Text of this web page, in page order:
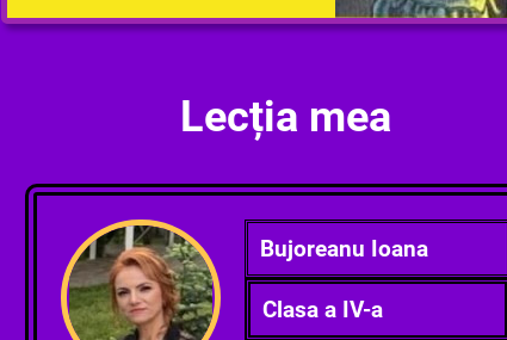
Lecția mea
Bujoreanu Ioana
Clasa a IV-a